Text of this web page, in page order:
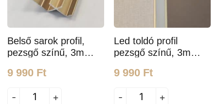
Belső sarok profil,
pezsgő színű, 3m
9 990 Ft
- +
Led toldó profil
pezsgő színű, 3m
5mm mélységű
9 990 Ft
- +